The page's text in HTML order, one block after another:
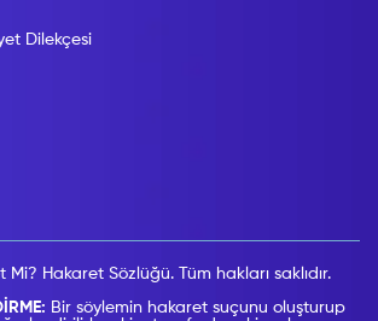
Dilekçesi
Hakaret Sözlüğü. Tüm hakları saklıdır.
Bir söylemin hakaret suçunu oluşturup